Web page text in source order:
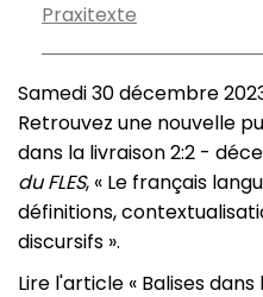
Praxitexte
Samedi 30 décembre
Retrouvez une nouvelle
dans la livraison 2:2 -
du FLES, « Le français
définitions,
discursifs ».
Lire l'article « Balises